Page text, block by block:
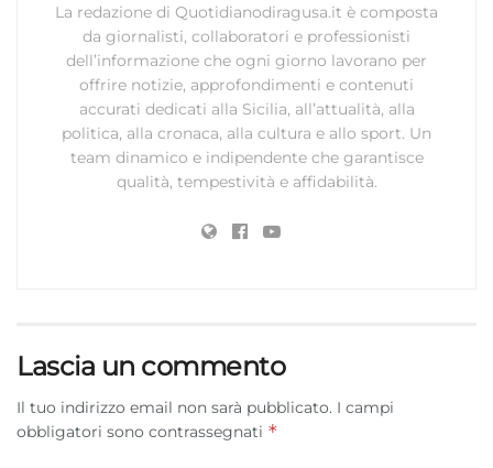
La redazione di Quotidianodiragusa.it è composta
da giornalisti, collaboratori e professionisti
dell’informazione che ogni giorno lavorano per
offrire notizie, approfondimenti e contenuti
accurati dedicati alla Sicilia, all’attualità, alla
politica, alla cronaca, alla cultura e allo sport. Un
team dinamico e indipendente che garantisce
qualità, tempestività e affidabilità.
Lascia un commento
Il tuo indirizzo email non sarà pubblicato. I campi
obbligatori sono contrassegnati *